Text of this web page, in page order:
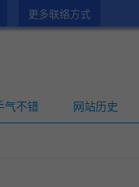
更多联络方式
气不错 网站历史